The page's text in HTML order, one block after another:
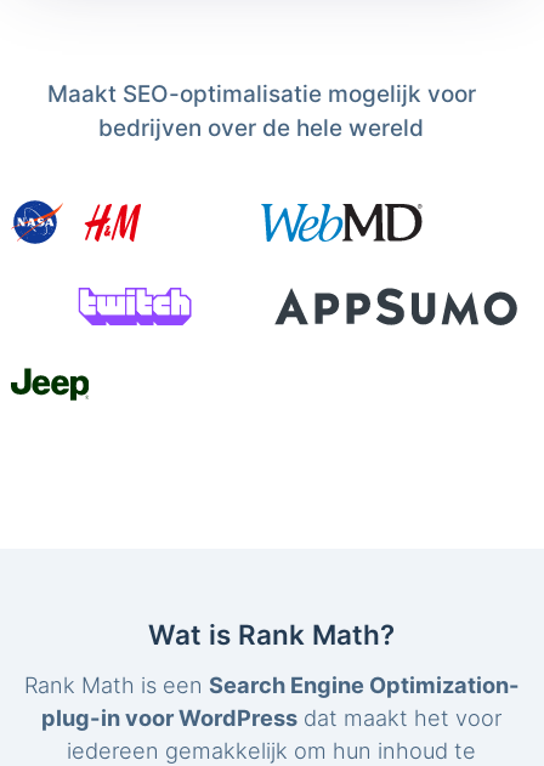
Maakt SEO-optimalisatie mogelijk voor
bedrijven over de hele wereld
Wat is Rank Math?
Rank Math is een Search Engine Optimization-
plug-in voor WordPress dat maakt het voor
iedereen gemakkelijk om hun inhoud te